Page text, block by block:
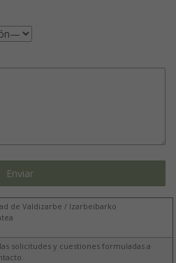
de Valdizarbe / Izarbeibarko
solicitudes y cuestiones formuladas a